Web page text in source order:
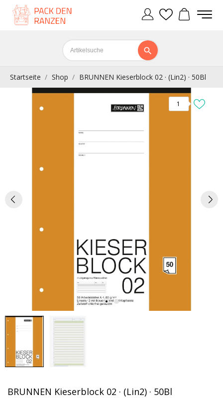
Startseite Shop BRUNNEN Kieserblock 02 · (Lin2) · 50Bl
1
BRUNNEN Kieserblock 02 · (Lin2) · 50Bl